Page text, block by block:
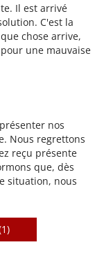
Il est arrivé
C'est la
chose arrive,
une mauvaise
nos
Nous regrettons
reçu présente
que, dès
situation, nous
solution rapide
et vous en
de votre